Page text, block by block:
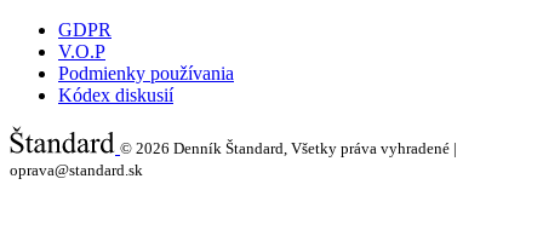
GDPR
V.O.P
Podmienky používania
Kódex diskusií
© 2026 Denník Štandard, Všetky práva vyhradené |
oprava@standard.sk